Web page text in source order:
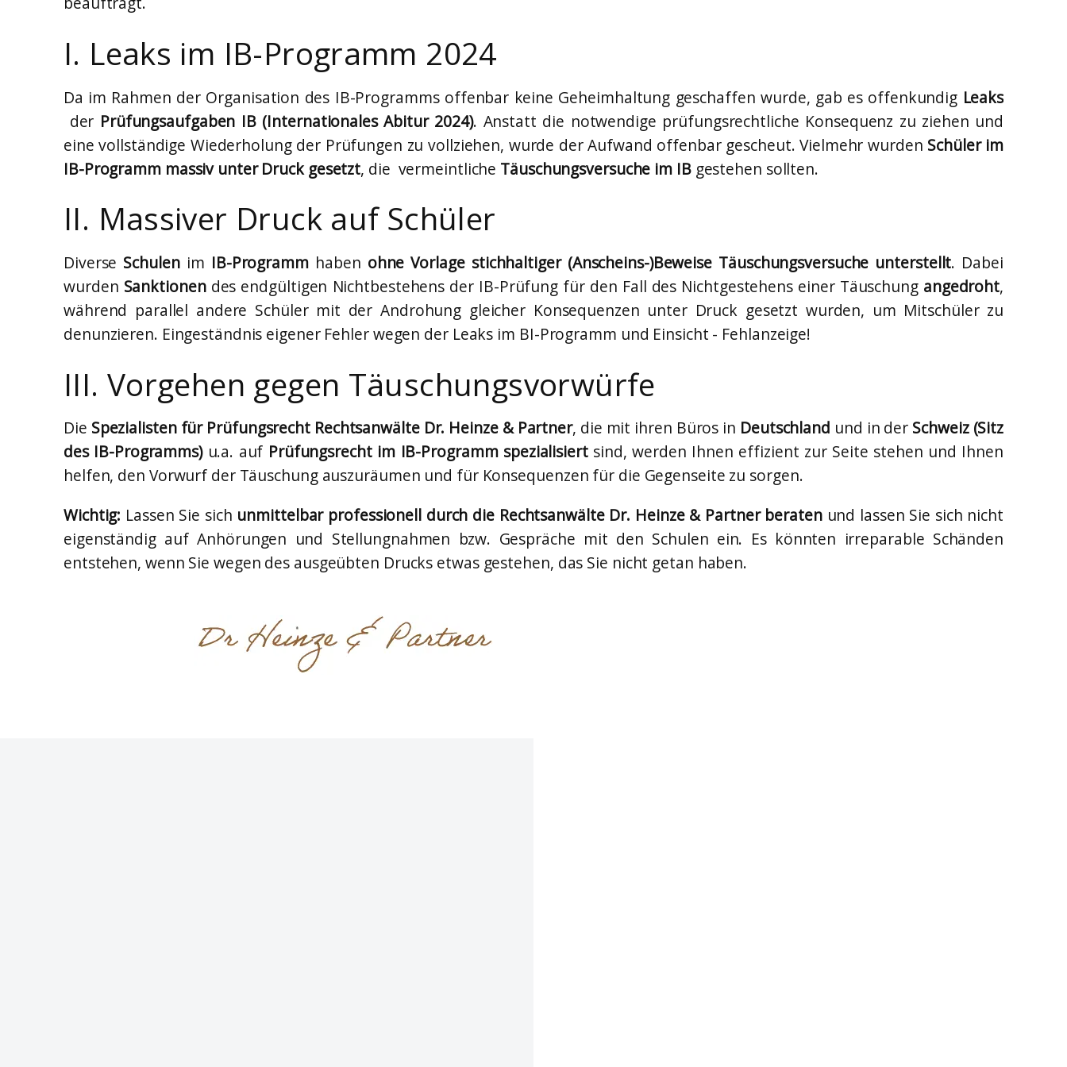
I. Leaks im IB-Programm 2024
Da im Rahmen der Organisation des IB-Programms offenbar keine Geheimhaltung geschaffen wurde, gab es offenkundig Leaks
der Prüfungsaufgaben IB (Internationales Abitur 2024). Anstatt die notwendige prüfungsrechtliche Konsequenz zu ziehen und
eine vollständige Wiederholung der Prüfungen zu vollziehen, wurde der Aufwand offenbar gescheut. Vielmehr wurden Schüler im
IB-Programm massiv unter Druck gesetzt, die vermeintliche Täuschungsversuche im IBgestehen sollten.
II. Massiver Druck auf Schüler
Diverse Schulenim IB-Programmhaben ohne Vorlage stichhaltiger (Anscheins-)Beweise Täuschungsversuche unterstellt. Dabei
wurden Sanktionendes endgültigen Nichtbestehens der IB-Prüfung für den Fall des Nichtgestehens einer Täuschungangedroht,
während parallel andere Schüler mit der Androhung gleicher Konsequenzen unter Druck gesetzt wurden, um Mitschüler zu
denunzieren. Eingeständnis eigener Fehler wegen der Leaks im BI-Programm und Einsicht - Fehlanzeige!
III. Vorgehen gegen Täuschungsvorwürfe
Die Spezialisten für Prüfungsrecht Rechtsanwälte Dr. Heinze & Partner, die mit ihren Büros in Deutschland und in der Schweiz (Sitz
des IB-Programms)u.a. auf Prüfungsrecht im IB-Programm spezialisiertsind, werden Ihnen effizient zur Seite stehen und Ihnen
helfen, den Vorwurf der Täuschung auszuräumen und für Konsequenzen für die Gegenseite zu sorgen.
Wichtig: Lassen Sie sich unmittelbar professionell durch die Rechtsanwälte Dr. Heinze & Partner beraten und lassen Sie sich nicht
eigenständig auf Anhörungen und Stellungnahmen bzw. Gespräche mit den Schulen ein. Es könnten irreparable Schänden
entstehen, wenn Sie wegen des ausgeübten Drucks etwas gestehen, das Sie nicht getan haben.